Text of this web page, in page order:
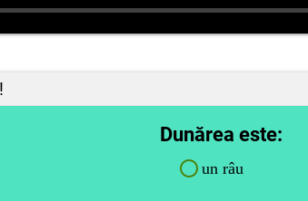
Dunărea este:
un râu